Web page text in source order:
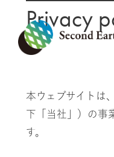
Privacy
本ウェブサイトは
下「当社」）の事
す。